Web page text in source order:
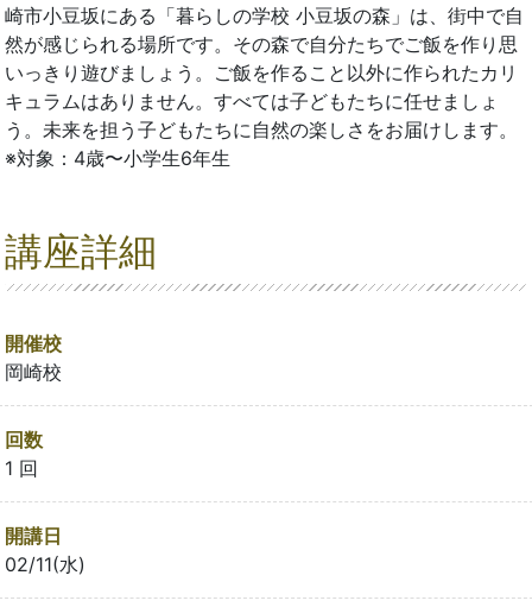
崎市小豆坂にある「暮らしの学校 小豆坂の森」は、街中で自
然が感じられる場所です。その森で自分たちでご飯を作り思
いっきり遊びましょう。ご飯を作ること以外に作られたカリ
キュラムはありません。すべては子どもたちに任せましょ
う。未来を担う子どもたちに自然の楽しさをお届けします。
※対象：4歳〜小学生6年生
講座詳細
開催校
岡崎校
回数
1 回
開講日
02/11(水)